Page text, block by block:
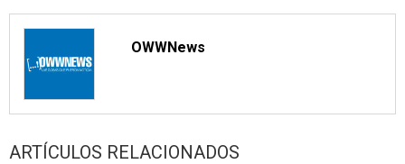
OWWNews
ARTÍCULOS RELACIONADOS